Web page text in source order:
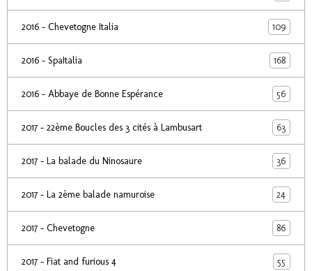
2016 - Chevetogne Italia 109
2016 - SpaItalia 168
2016 - Abbaye de Bonne Espérance 56
2017 - 22ème Boucles des 3 cités à Lambusart 63
2017 - La balade du Ninosaure 36
2017 - La 2ème balade namuroise 24
2017 - Chevetogne 86
2017 - Fiat and furious 4 55